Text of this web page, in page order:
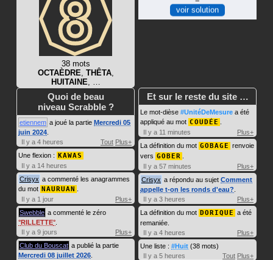
38 mots
OCTAÈDRE THÊTA,
HUITAINE
voir solution
Quoi de beau
niveau Scrabble ?
etiennem a joué la partie Mercredi 05
juin 2024
Il y a 4 heures
Tout Plus+
Une flexion : KAWAS
Il y a 14 heures
Crisyx a commenté les anagrammes
du mot NAURUAN
Il y a 1 jour
Plus+
Swebble a commenté le zéro
RILLETTE
Il y a 9 jours
Plus+
Club du Bouscat a publié la partie
Mercredi 08 juillet 2026
Et sur le reste du site …
Le mot-dièse #UnitéDeMesure a été
appliqué au mot COUDÉE
Il y a 11 minutes
Plus+
La définition du mot GOBAGE renvoie
vers GOBER
Il y a 57 minutes
Plus+
Crisyx a répondu au sujet Comment
appelle t-on les ronds d'eau?
Il y a 3 heures
Plus+
La définition du mot DORIQUE a été
remaniée.
Il y a 4 heures
Plus+
Une liste : #Huit (38 mots)
Il y a 5 heures
Tout Plus+